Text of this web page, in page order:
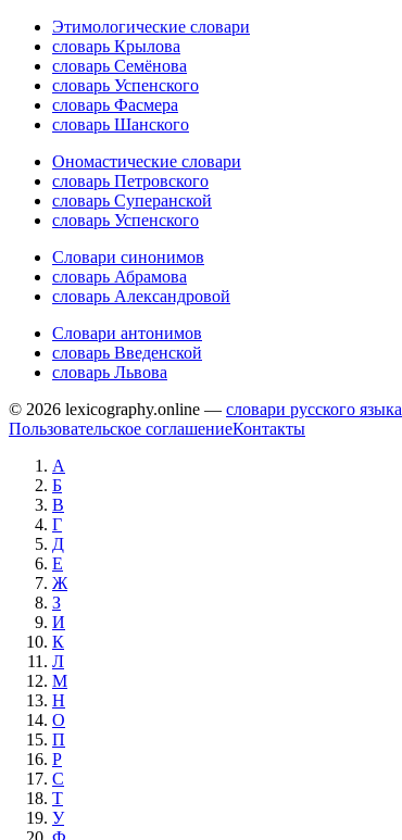
Этимологические словари
словарь Крылова
словарь Семёнова
словарь Успенского
словарь Фасмера
словарь Шанского
Ономастические словари
словарь Петровского
словарь Суперанской
словарь Успенского
Словари синонимов
словарь Абрамова
словарь Александровой
Словари антонимов
словарь Введенской
словарь Львова
© 2026 lexicography.online — словари русского языка
Пользовательское соглашениеКонтакты
А
Б
В
Г
Д
Е
Ж
З
И
К
Л
М
Н
О
П
Р
С
Т
У